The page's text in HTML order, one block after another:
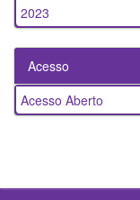
2023
Acesso
Acesso Aberto